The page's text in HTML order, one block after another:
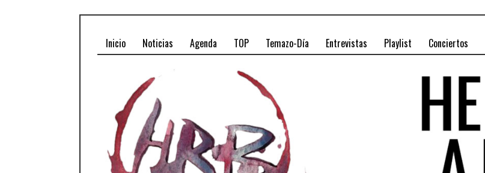
Inicio Noticias Agenda TOP Temazo-Día Entrevistas Playlist Conciertos